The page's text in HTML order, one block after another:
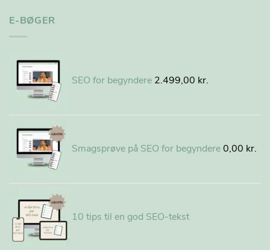
E-BØGER
SEO for begyndere 2.499,00 kr.
Smagsprøve på SEO for begyndere 0,00 kr.
10 tips til en god SEO-tekst